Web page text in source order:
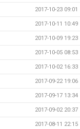
2017-10-23 09:01
2017-10-11 10:49
2017-10-09 19:23
2017-10-05 08:53
2017-10-02 16:33
2017-09-22 19:06
2017-09-17 13:34
2017-09-02 20:37
2017-08-11 22:15